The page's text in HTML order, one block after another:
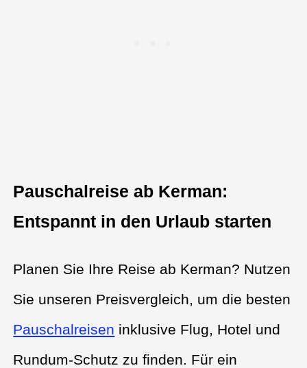
Pauschalreise ab Kerman:
Entspannt in den Urlaub starten
Planen Sie Ihre Reise ab Kerman? Nutzen
Sie unseren Preisvergleich, um die besten
Pauschalreisen inklusive Flug, Hotel und
Rundum-Schutz zu finden. Für ein